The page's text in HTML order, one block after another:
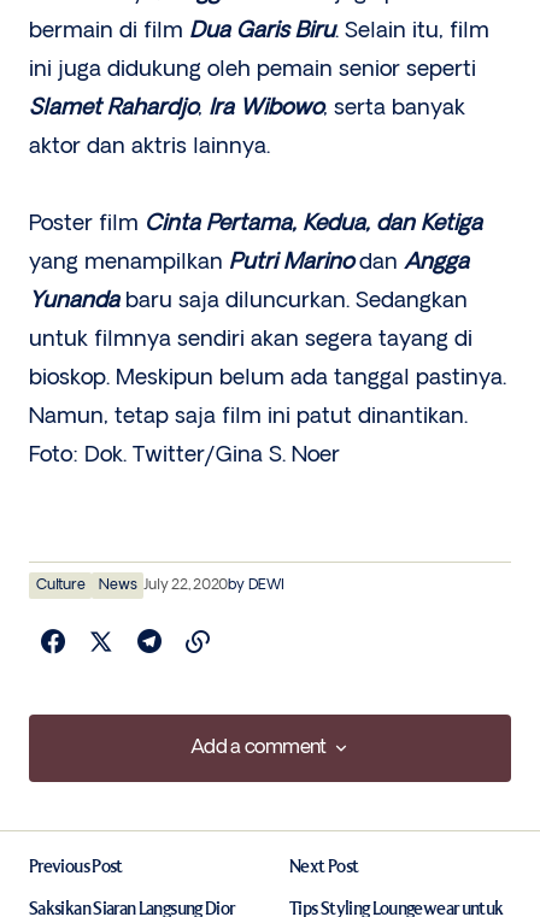
bermain di film Dua Garis Biru. Selain itu, film
ini juga didukung oleh pemain senior seperti
Slamet Rahardjo, Ira Wibowo, serta banyak
aktor dan aktris lainnya.
Poster film Cinta Pertama, Kedua, dan Ketiga
yang menampilkan Putri Marinodan Angga
Yunandabaru saja diluncurkan. Sedangkan
untuk filmnya sendiri akan segera tayang di
bioskop. Meskipun belum ada tanggal pastinya.
Namun, tetap saja film ini patut dinantikan.
Foto: Dok. Twitter/Gina S. Noer
Culture News July 22, 2020by DEWI
Add a comment
Add a comment
Required fields are marked*
Previous Post
Saksikan Siaran Langsung Dior
Next Post
Tips Styling Loungewear untuk